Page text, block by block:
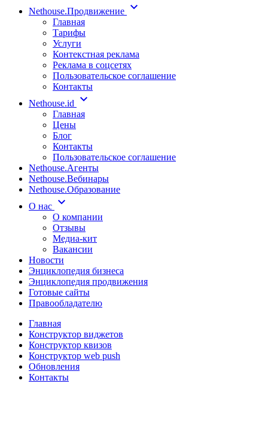
Nethouse.Продвижение
Главная
Тарифы
Услуги
Контекстная реклама
Реклама в соцсетях
Пользовательское соглашение
Контакты
Nethouse.id
Главная
Цены
Блог
Контакты
Пользовательское соглашение
Nethouse.Агенты
Nethouse.Вебинары
Nethouse.Образование
О нас
О компании
Отзывы
Медиа-кит
Вакансии
Новости
Энциклопедия бизнеса
Энциклопедия продвижения
Готовые сайты
Правообладателю
Главная
Конструктор виджетов
Конструктор квизов
Конструктор web push
Обновления
Контакты